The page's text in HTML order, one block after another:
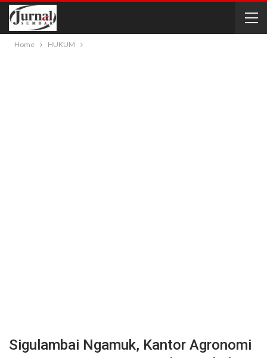
Home HUKUM
Sigulambai Ngamuk, Kantor Agronomi